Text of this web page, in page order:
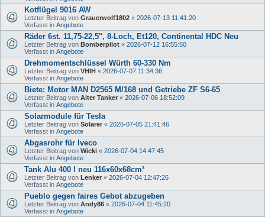
Kotflügel 9016 AW
Letzter Beitrag von Grauerwolf1802 « 2026-07-13 11:41:20
Verfasst in Angebote
Räder 6st. 11,75-22,5", 8-Loch, Et120, Continental HDC Neu
Letzter Beitrag von Bomberpilot « 2026-07-12 16:55:50
Verfasst in Angebote
Drehmomentschlüssel Würth 60-330 Nm
Letzter Beitrag von VHIH « 2026-07-07 11:34:36
Verfasst in Angebote
Biete: Motor MAN D2565 M/168 und Getriebe ZF S6-65
Letzter Beitrag von Alter Tanker « 2026-07-06 18:52:09
Verfasst in Angebote
Solarmodule für Tesla
Letzter Beitrag von Solarer « 2026-07-05 21:41:46
Verfasst in Angebote
Abgasrohr für Iveco
Letzter Beitrag von Wicki « 2026-07-04 14:47:45
Verfasst in Angebote
Tank Alu 400 l neu 116x60x68cm³
Letzter Beitrag von Lenker « 2026-07-04 12:47:26
Verfasst in Angebote
Pueblo gegen faires Gebot abzugeben
Letzter Beitrag von Andy86 « 2026-07-04 11:45:20
Verfasst in Angebote